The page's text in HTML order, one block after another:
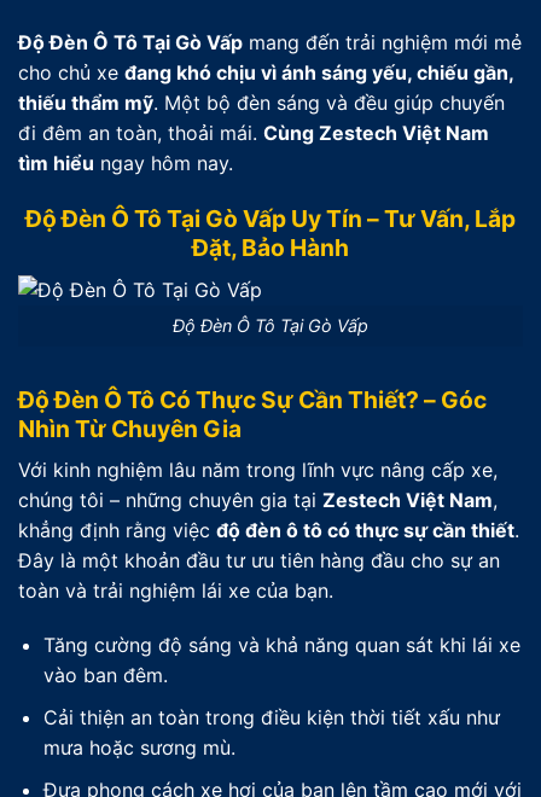
Độ Đèn Ô Tô Tại Gò Vấp mang đến trải nghiệm mới mẻ
cho chủ xe đang khó chịu vì ánh sáng yếu, chiếu gần,
thiếu thẩm mỹ. Một bộ đèn sáng và đều giúp chuyến
đi đêm an toàn, thoải mái. Cùng Zestech Việt Nam
tìm hiểu ngay hôm nay.
Độ Đèn Ô Tô Tại Gò Vấp Uy Tín – Tư Vấn, Lắp
Đặt, Bảo Hành
Độ Đèn Ô Tô Tại Gò Vấp
Độ Đèn Ô Tô Có Thực Sự Cần Thiết? – Góc
Nhìn Từ Chuyên Gia
Với kinh nghiệm lâu năm trong lĩnh vực nâng cấp xe,
chúng tôi – những chuyên gia tại Zestech Việt Nam,
khẳng định rằng việc độ đèn ô tô có thực sự cần thiết.
Đây là một khoản đầu tư ưu tiên hàng đầu cho sự an
toàn và trải nghiệm lái xe của bạn.
Tăng cường độ sáng và khả năng quan sát khi lái xe
vào ban đêm.
Cải thiện an toàn trong điều kiện thời tiết xấu như
mưa hoặc sương mù.
Đưa phong cách xe hơi của bạn lên tầm cao mới với